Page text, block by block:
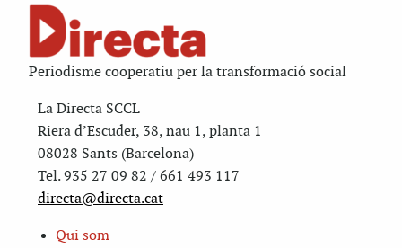
Periodisme cooperatiu per la transformació social
La Directa SCCL
Riera d’Escuder, 38, nau 1, planta 1
08028 Sants (Barcelona)
Tel. 935 27 09 82 / 661 493 117
directa@directa.cat
Qui som